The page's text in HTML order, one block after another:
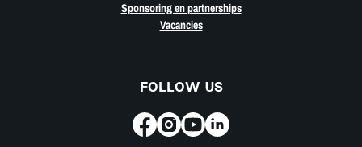
Sponsoring en partnerships
Vacancies
FOLLOW US